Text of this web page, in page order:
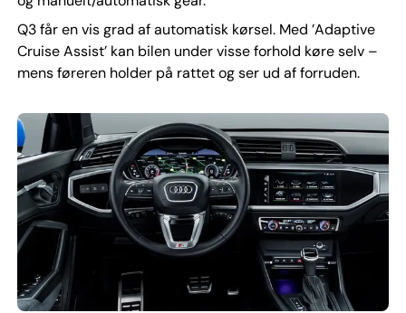
Q3 får en vis grad af automatisk kørsel. Med ’Adaptive
Cruise Assist’ kan bilen under visse forhold køre selv –
mens føreren holder på rattet og ser ud af forruden.